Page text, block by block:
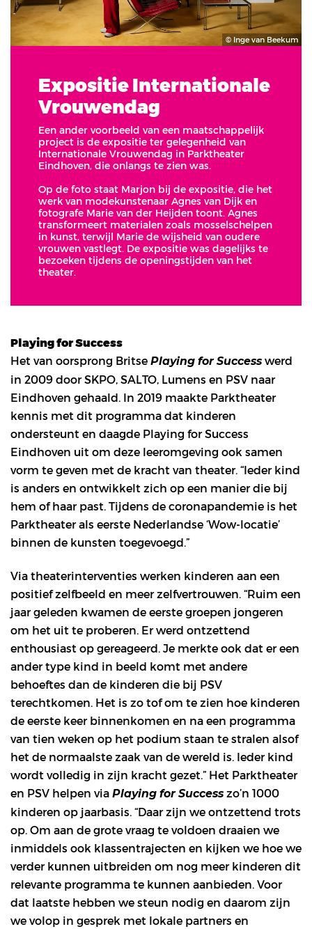
© Inge van Beekum
Expositie Internationale
Vrouwendag
Een ander voorbeeld van een maatschappelijk
project is de expositie ter gelegenheid van
Internationale Vrouwendag in Parktheater
Eindhoven, die onlangs te zien was.
Op de foto staat Marjon bij de expositie, die het
werk van modekunstenaar Agnes van Dijk en
fotografe Marie van der Heijden toont. Agnes
transformeert materialen zoals mosselschelpen
in kunst, terwijl Marie de wijsheid van oudere
vrouwen vastlegt. De expositie was dagelijks te
bezoeken tijdens de openingstijden van het
theater.
Playing for Success
Het van oorsprong Britse Playing for Success werd
in 2009 door SKPO, SALTO, Lumens en PSV naar
Eindhoven gehaald. In 2019 maakte Parktheater
kennis met dit programma dat kinderen
ondersteunt en daagde Playing for Success
Eindhoven uit om deze leeromgeving ook samen
vorm te geven met de kracht van theater. “Ieder kind
is anders en ontwikkelt zich op een manier die bij
hem of haar past. Tijdens de coronapandemie is het
Parktheater als eerste Nederlandse ‘Wow-locatie’
binnen de kunsten toegevoegd.”
Via theaterinterventies werken kinderen aan een
positief zelfbeeld en meer zelfvertrouwen. “Ruim een
jaar geleden kwamen de eerste groepen jongeren
om het uit te proberen. Er werd ontzettend
enthousiast op gereageerd. Je merkte ook dat er een
ander type kind in beeld komt met andere
behoeftes dan de kinderen die bij PSV
terechtkomen. Het is zo tof om te zien hoe kinderen
de eerste keer binnenkomen en na een programma
van tien weken op het podium staan te stralen alsof
het de normaalste zaak van de wereld is. Ieder kind
wordt volledig in zijn kracht gezet.” Het Parktheater
en PSV helpen via Playing for Success zo’n 1000
kinderen op jaarbasis. “Daar zijn we ontzettend trots
op. Om aan de grote vraag te voldoen draaien we
inmiddels ook klassentrajecten en kijken we hoe we
verder kunnen uitbreiden om nog meer kinderen dit
relevante programma te kunnen aanbieden. Voor
dat laatste hebben we steun nodig en daarom zijn
we volop in gesprek met lokale partners en